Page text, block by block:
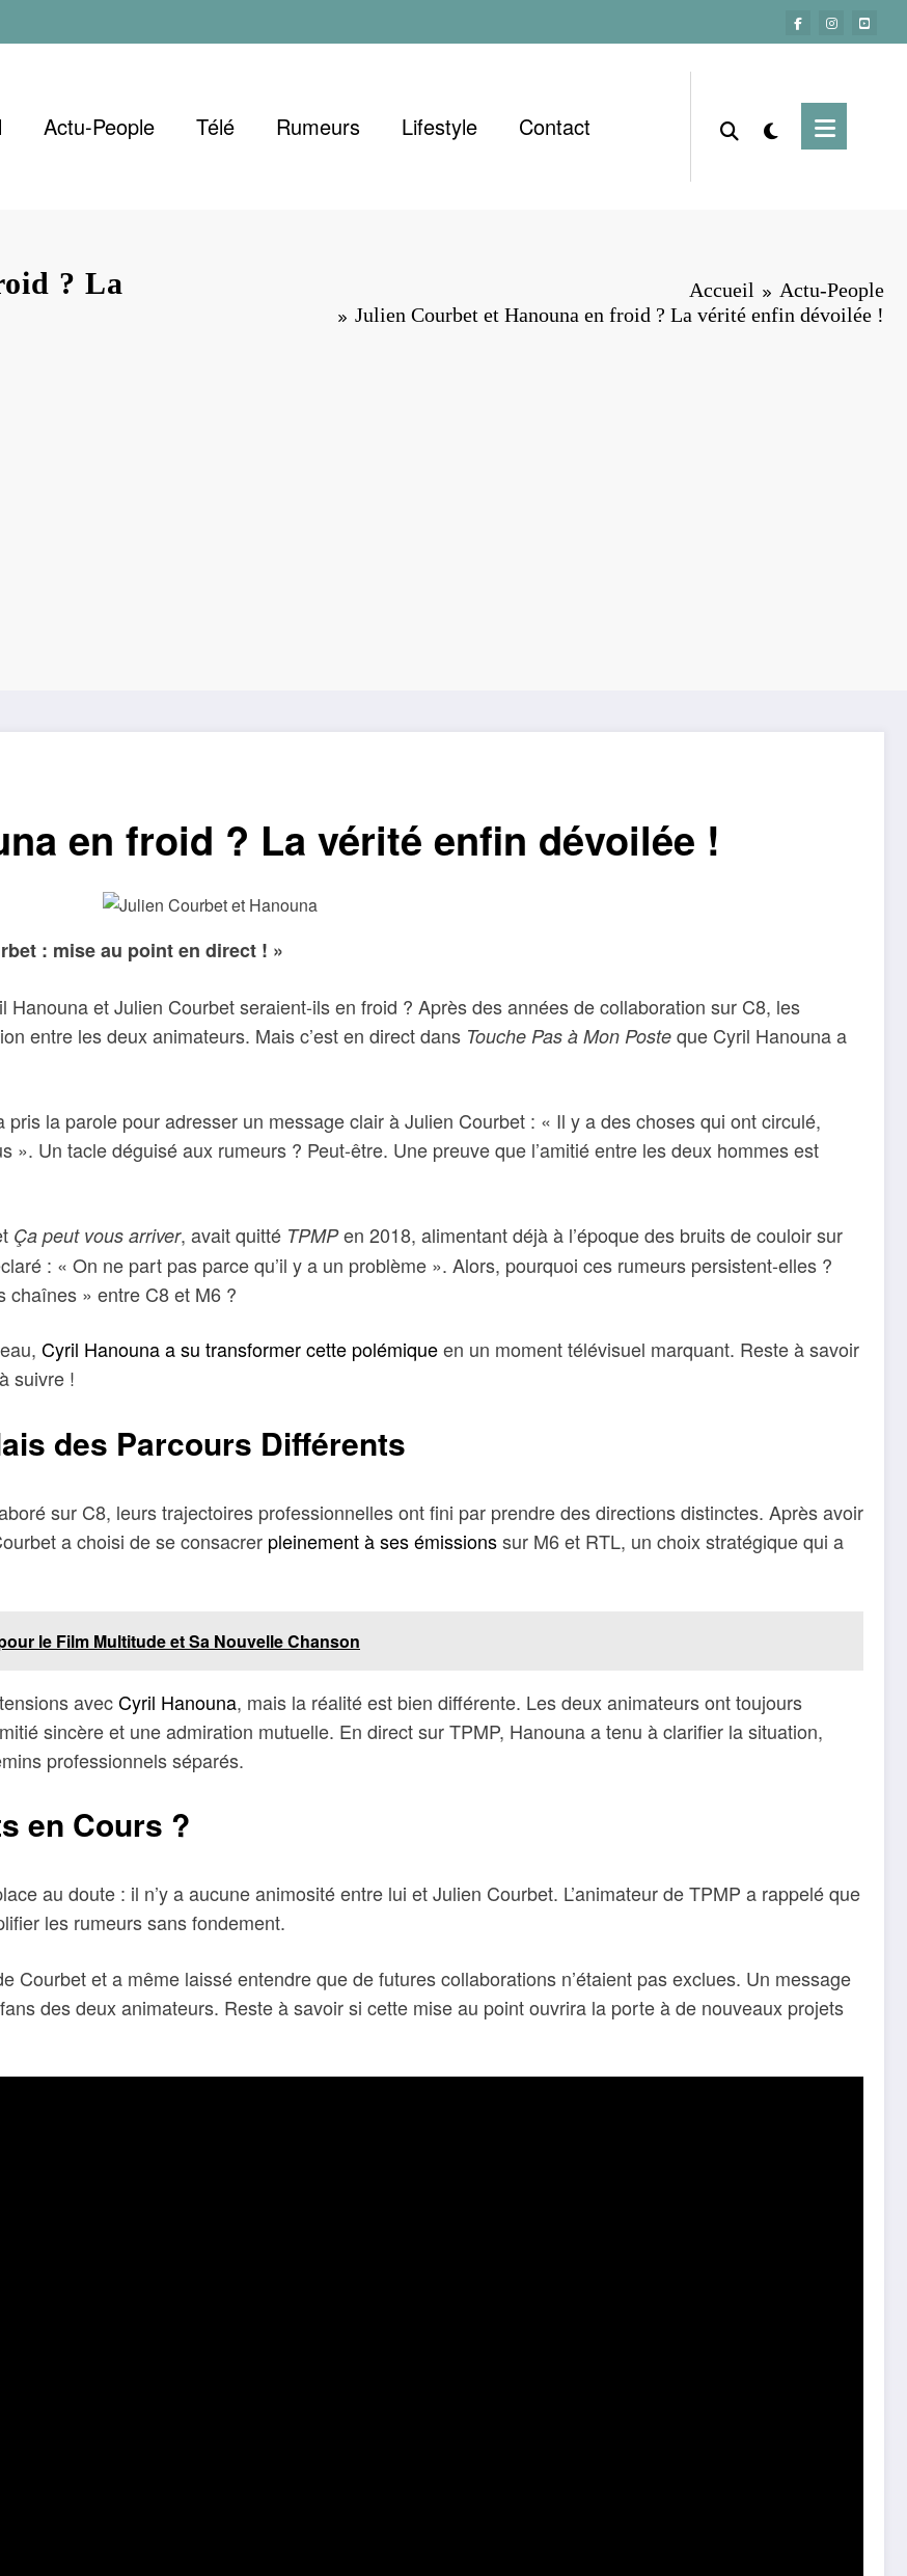
Actu-People Télé Rumeurs Lifestyle Contact
? La
Accueil
Actu-People
Julien Courbet et Hanouna en froid ? La vérité enfin dévoilée !
en froid ? La vérité enfin dévoilée !
: mise au point en direct ! »
et Julien Courbet seraient-ils en froid ? Après des années de collaboration sur C8, les
entre les deux animateurs. Mais c’est en direct dans Touche Pas à Mon Poste que Cyril Hanouna a
la parole pour adresser un message clair à Julien Courbet : « Il y a des choses qui ont circulé,
». Un tacle déguisé aux rumeurs ? Peut-être. Une preuve que l’amitié entre les deux hommes est
Ça peut vous arriver, avait quitté TPMPen 2018, alimentant déjà à l’époque des bruits de couloir sur
: « On ne part pas parce qu’il y a un problème ». Alors, pourquoi ces rumeurs persistent-elles ?
chaînes » entre C8 et M6 ?
Cyril Hanouna a su transformer cette polémiqueen un moment télévisuel marquant. Reste à savoir
suivre !
des Parcours Différents
sur C8, leurs trajectoires professionnelles ont fini par prendre des directions distinctes. Après avoir
a choisi de se consacrer pleinement à ses émissionssur M6 et RTL, un choix stratégique qui a
le Film Multitude et Sa Nouvelle Chanson
avecCyril Hanouna, mais la réalité est bien différente. Les deux animateurs ont toujours
sincère et une admiration mutuelle. En direct sur TPMP, Hanouna a tenu à clarifier la situation,
professionnels séparés.
en Cours ?
au doute : il n’y a aucune animosité entre lui et Julien Courbet. L’animateur de TPMP a rappelé que
les rumeurs sans fondement.
Courbet et a même laissé entendre que de futures collaborations n’étaient pas exclues. Un message
des deux animateurs. Reste à savoir si cette mise au point ouvrira la porte à de nouveaux projets